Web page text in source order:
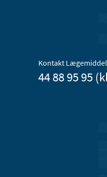
Kontakt
44 88 95 95